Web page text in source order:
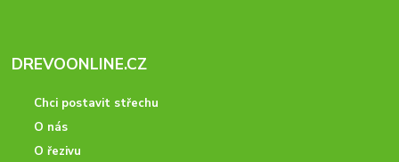
DREVOONLINE.CZ
Chci postavit střechu
O nás
O řezivu